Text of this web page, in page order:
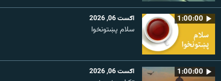
1:00:00 اګست 06, 2026
سلام پښتونخوا
1:00:00 اګست 06, 2026